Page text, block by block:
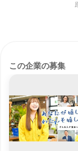
この企業の募集